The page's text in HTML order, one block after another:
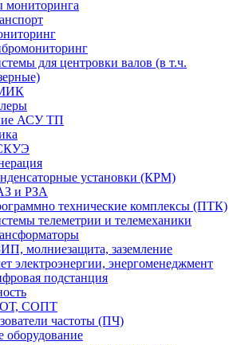
мониторинга
для центровки валов (в т.ч.
АСУ ТП
установки (КРМ)
и РЗА
технические комплексы (ПТК)
телеметрии и телемеханики
молниезащита, заземление
электроэнергии, энергоменеджмент
подстанция
СОПТ
частоты (ПЧ)
оборудование